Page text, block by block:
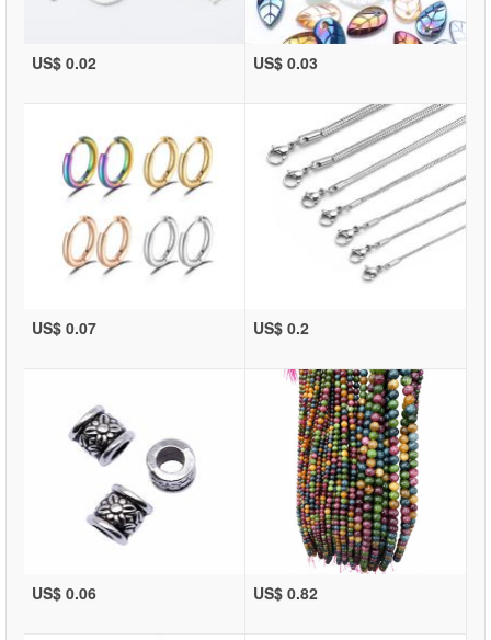
US$ 0.02 US$ 0.03
US$ 0.07 US$ 0.2
US$ 0.06 US$ 0.82